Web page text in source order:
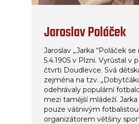
Jaroslav Poláček
Jaroslav „Jarka “Poláček se
5.4.1905 v Plzni. Vyrůstal v
čtvrti Doudlevce. Svá
zejména na tzv.
odehrávaly populární
mezi tamější mládeží.
pouze vášnivým
organizátorem většiny